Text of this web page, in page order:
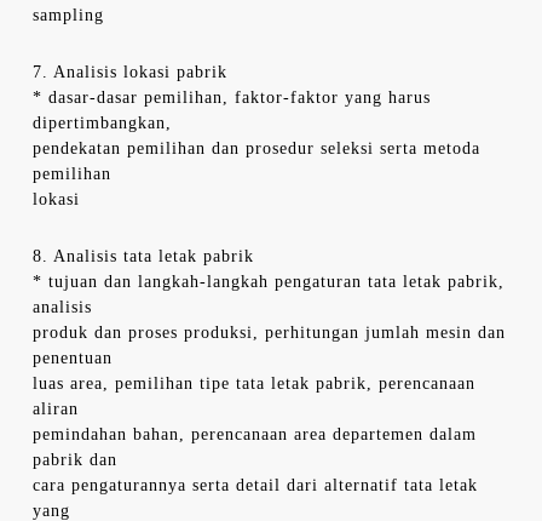
sampling
7. Analisis lokasi pabrik
* dasar-dasar pemilihan, faktor-faktor yang harus
dipertimbangkan,
pendekatan pemilihan dan prosedur seleksi serta metoda
pemilihan
lokasi
8. Analisis tata letak pabrik
* tujuan dan langkah-langkah pengaturan tata letak pabrik,
analisis
produk dan proses produksi, perhitungan jumlah mesin dan
penentuan
luas area, pemilihan tipe tata letak pabrik, perencanaan
aliran
pemindahan bahan, perencanaan area departemen dalam
pabrik dan
cara pengaturannya serta detail dari alternatif tata letak
yang